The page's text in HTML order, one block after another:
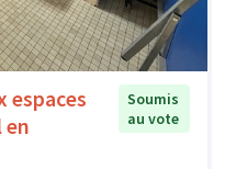
espaces
Soumis
au vote